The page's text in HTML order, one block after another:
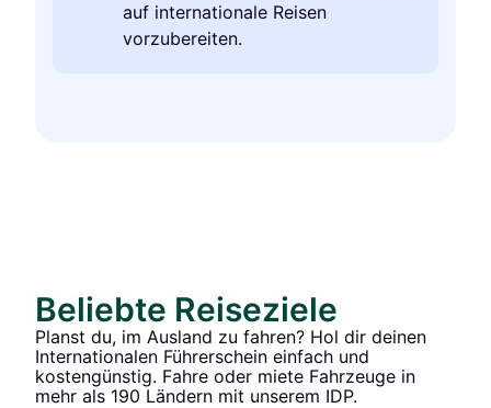
auf internationale Reisen
vorzubereiten.
Beliebte Reiseziele
Planst du, im Ausland zu fahren? Hol dir deinen
Internationalen Führerschein einfach und
kostengünstig. Fahre oder miete Fahrzeuge in
mehr als 190 Ländern mit unserem IDP.